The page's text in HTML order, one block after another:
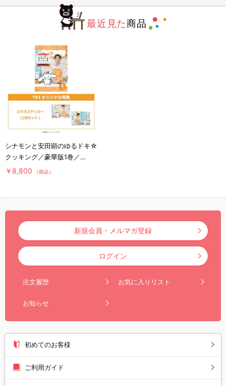
最近見た商品
シナモンと安田顕のゆるドキ☆
クッキング／豪華版1巻／
DVD（TBSオリジナル特典付
￥8,800 （税込）
新規会員・メルマガ登録
ログイン
注文履歴 お気に入りリスト
お知らせ
初めてのお客様
ご利用ガイド